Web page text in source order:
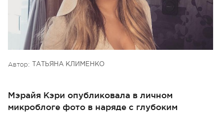
Автор: ТАТЬЯНА КЛИМЕНКО
Мэрайя Кэри опубликовала в личном
микроблоге фото в наряде с глубоким